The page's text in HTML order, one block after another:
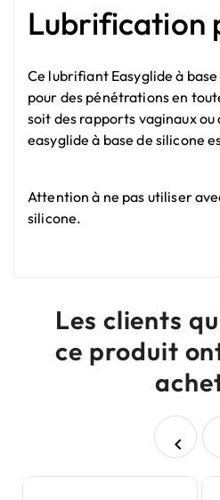
Lubrification
Ce lubrifiant Easyglide à
pour des pénétrations en
soit des rapports vaginaux
easyglide à base de silicone
Attention à ne pas utiliser
silicone.
Les clients
ce produit
